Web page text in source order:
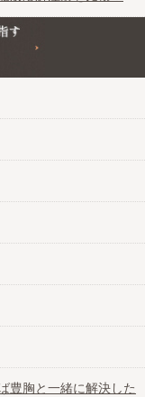
なび＠大阪
豊胸と一緒に解決した